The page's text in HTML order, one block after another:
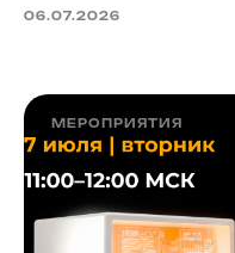
06.07.2026
МЕРОПРИЯТИЯ